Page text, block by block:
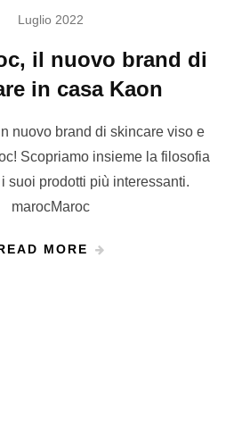
Luglio 2022
il nuovo brand di
in casa Kaon
nuovo brand di skincare viso e
Scopriamo insieme la filosofia
suoi prodotti più interessanti.
marocMaroc
MORE